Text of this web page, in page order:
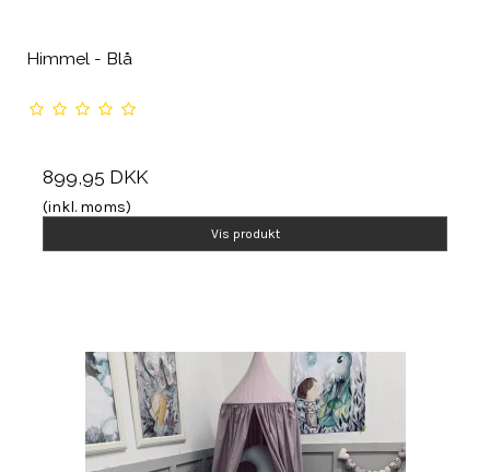
Himmel - Blå
899,95 DKK
(inkl. moms)
Vis produkt